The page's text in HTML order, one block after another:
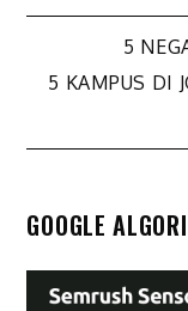
5
5 KAMPUS DI
GOOGLE